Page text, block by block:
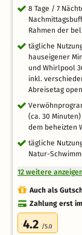
8 Tage / 7
Rahmen der
tägliche
hauseigener
und Whirlpool
inkl.
Abreisetag
(ca. 30
dem beheizten
tägliche
Natur-
12 weitere
Auch als
Zahlung erst
4.2 /5.0